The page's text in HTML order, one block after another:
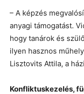
– A képzés
anyagi támogatást.
hogy tanárok és
ilyen hasznos
Lisztovits Attila, a
Konfliktuskezelés,